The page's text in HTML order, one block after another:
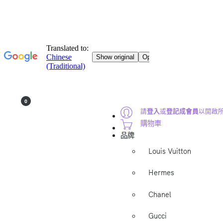
請登入或登記成會員以開啟
0
購物車
品牌
Louis Vuitton
Hermes
Chanel
Gucci